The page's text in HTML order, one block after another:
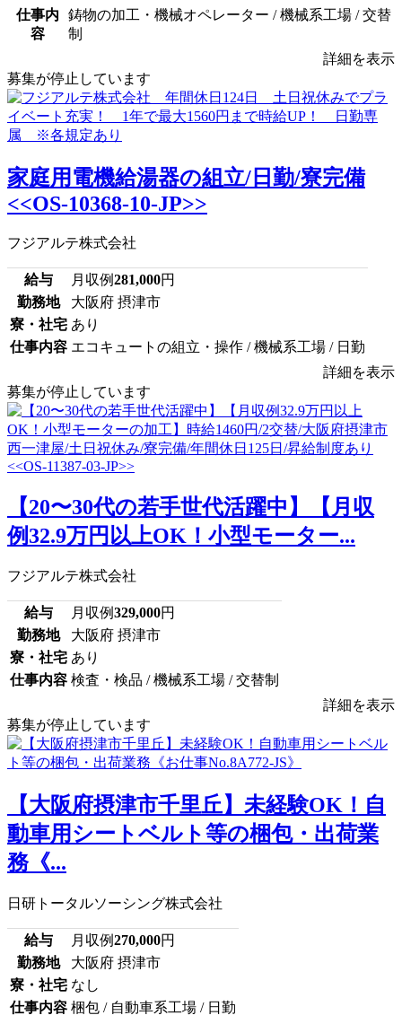
仕事内
容
鋳物の加工・機械オペレーター / 機械系工場 / 交替
制
詳細を表示
募集が停止しています
家庭用電機給湯器の組立/日勤/寮完備
<<OS-10368-10-JP>>
フジアルテ株式会社
給与 月収例281,000円
勤務地
大阪府 摂津市
寮・社宅 あり
仕事内容 エコキュートの組立・操作 / 機械系工場 / 日勤
詳細を表示
募集が停止しています
【20〜30代の若手世代活躍中】【月収
例32.9万円以上OK！小型モーター...
フジアルテ株式会社
給与 月収例329,000円
勤務地
大阪府 摂津市
寮・社宅 あり
仕事内容 検査・検品 / 機械系工場 / 交替制
詳細を表示
募集が停止しています
【大阪府摂津市千里丘】未経験OK！自
動車用シートベルト等の梱包・出荷業
務《...
日研トータルソーシング株式会社
給与 月収例270,000円
勤務地
大阪府 摂津市
寮・社宅 なし
仕事内容 梱包 / 自動車系工場 / 日勤